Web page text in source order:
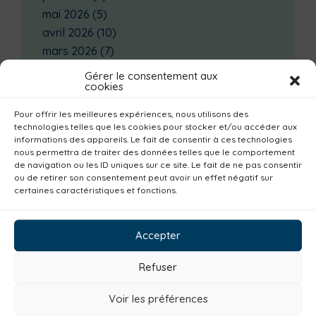
Gérer le consentement aux
cookies
Pour offrir les meilleures expériences, nous utilisons des
technologies telles que les cookies pour stocker et/ou accéder aux
informations des appareils. Le fait de consentir à ces technologies
nous permettra de traiter des données telles que le comportement
de navigation ou les ID uniques sur ce site. Le fait de ne pas consentir
ou de retirer son consentement peut avoir un effet négatif sur
certaines caractéristiques et fonctions.
Accepter
Refuser
Voir les préférences
mai 2026 (5)
avril 2026 (10)
mars 2026 (7)
février 2026
(4)
janvier 2026(14)
novembre 2025(2)
octobre 2025(3)
septembre 2025(7)
août 2025(3)
juillet 2025(3)
Catégories actualités / agenda
Economie Jeunesse